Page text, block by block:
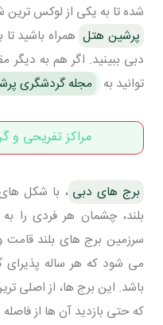
شده تا به یکی از لوکس ترین
پرشین هتل همراه باشید
دبی ببینید. اگر هم به دیگر
توانید به
مجله گردشگری
مراکز تفریحی و
برج های دبی ، با شکل
بلند، چشمان هر فردی را
سرزمین برج های بلند قامت
می شود که هر ساله پذیرای
باشد. این برج ها، از اصلی
که حتی بازدید آن ها از